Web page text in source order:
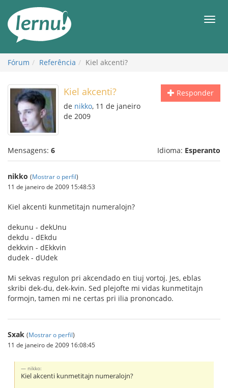
conteúdo
Fórum Referência Kiel akcenti?
Responder
Kiel akcenti?
de nikko, 11 de janeiro
de 2009
Mensagens: 6 Idioma: Esperanto
nikko (Mostrar o perfil)
11 de janeiro de 2009 15:48:53
Kiel akcenti kunmetitajn numeralojn?
dekunu - dekUnu
dekdu - dEkdu
dekkvin - dEkkvin
dudek - dUdek
Mi sekvas regulon pri akcendado en tiuj vortoj. Jes, eblas
skribi dek-du, dek-kvin. Sed plejofte mi vidas kunmetitajn
formojn, tamen mi ne certas pri ilia prononcado.
Sxak (Mostrar o perfil)
11 de janeiro de 2009 16:08:45
nikko:
Kiel akcenti kunmetitajn numeralojn?